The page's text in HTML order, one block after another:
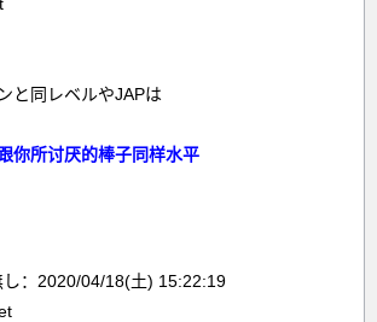
と同レベルやJAPは
你所讨厌的棒子同样水平
：2020/04/18(土) 15:22:19